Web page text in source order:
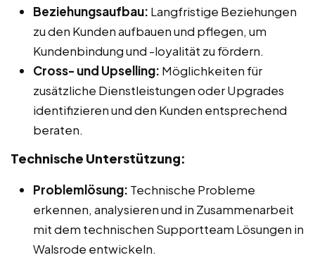
Beziehungsaufbau: Langfristige Beziehungen
zu den Kunden aufbauen und pflegen, um
Kundenbindung und -loyalität zu fördern.
Cross- und Upselling: Möglichkeiten für
zusätzliche Dienstleistungen oder Upgrades
identifizieren und den Kunden entsprechend
beraten.
Technische Unterstützung:
Problemlösung: Technische Probleme
erkennen, analysieren und in Zusammenarbeit
mit dem technischen Supportteam Lösungen in
Walsrode entwickeln.